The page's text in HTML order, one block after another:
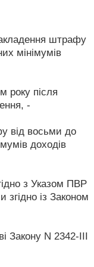
штрафу
мінімумів
року після
-
від восьми до
доходів
з Указом ПВР
згідно із Законом
Закону N 2342-III